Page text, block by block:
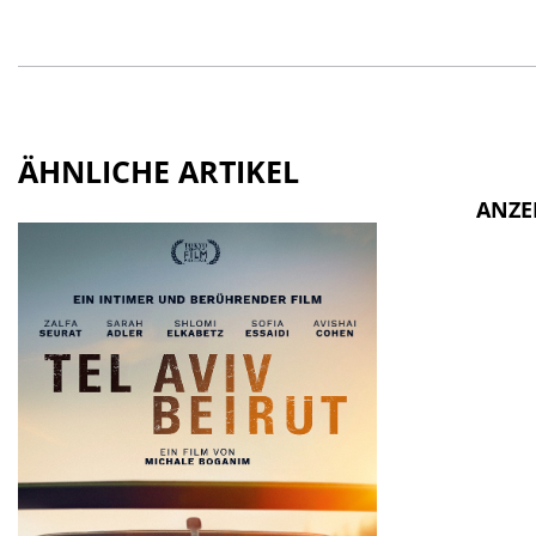
ÄHNLICHE ARTIKEL